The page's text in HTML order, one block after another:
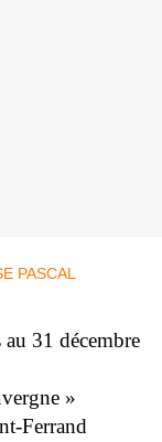
31 décembre
»
Ferrand